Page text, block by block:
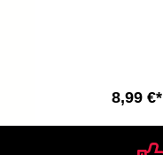
8,99 €*